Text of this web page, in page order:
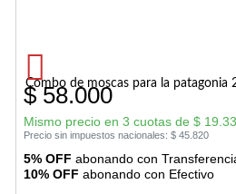
Combo de moscas para la patagonia
$58.000
Mismo precio en 3 cuotas de $
Precio sin impuestos nacionales: $ 45.820
5% OFF abonando con
10% OFF abonando con Efectivo